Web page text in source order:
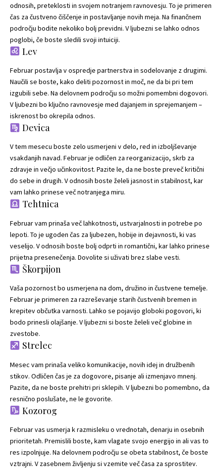
odnosih, preteklosti in svojem notranjem ravnovesju. To je primeren
čas za čustveno čiščenje in postavljanje novih meja. Na finančnem
področju bodite nekoliko bolj previdni. V ljubezni se lahko odnos
poglobi, če boste sledili svoji intuiciji.
Lev
Februar postavlja v ospredje partnerstva in sodelovanje z drugimi.
Naučili se boste, kako deliti pozornost in moč, ne da bi pri tem
izgubili sebe. Na delovnem področju so možni pomembni dogovori.
V ljubezni bo ključno ravnovesje med dajanjem in sprejemanjem –
iskrenost bo okrepila odnos.
Devica
V tem mesecu boste zelo usmerjeni v delo, red in izboljševanje
vsakdanjih navad. Februar je odličen za reorganizacijo, skrb za
zdravje in večjo učinkovitost. Pazite le, da ne boste preveč kritični
do sebe in drugih. V odnosih boste želeli jasnost in stabilnost, kar
vam lahko prinese več notranjega miru.
Tehtnica
Februar vam prinaša več lahkotnosti, ustvarjalnosti in potrebe po
lepoti. To je ugoden čas za ljubezen, hobije in dejavnosti, ki vas
veselijo. V odnosih boste bolj odprti in romantični, kar lahko prinese
prijetna presenečenja. Dovolite si uživati brez slabe vesti.
Škorpijon
Vaša pozornost bo usmerjena na dom, družino in čustvene temelje.
Februar je primeren za razreševanje starih čustvenih bremen in
krepitev občutka varnosti. Lahko se pojavijo globoki pogovori, ki
bodo prinesli olajšanje. V ljubezni si boste želeli več globine in
zvestobe.
Strelec
Mesec vam prinaša veliko komunikacije, novih idej in družbenih
stikov. Odličen čas je za dogovore, pisanje ali izmenjavo mnenj.
Pazite, da ne boste prehitri pri sklepih. V ljubezni bo pomembno, da
resnično poslušate, ne le govorite.
Kozorog
Februar vas usmerja k razmisleku o vrednotah, denarju in osebnih
prioritetah. Premislili boste, kam vlagate svojo energijo in ali vas to
res izpolnjuje. Na delovnem področju se obeta stabilnost, če boste
vztrajni. V zasebnem življenju si vzemite več časa za sprostitev.